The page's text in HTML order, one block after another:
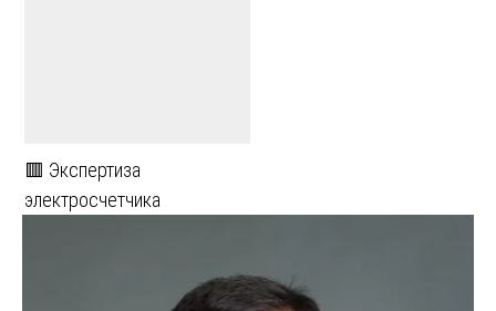
🟥 Экспертиза
электросчетчика